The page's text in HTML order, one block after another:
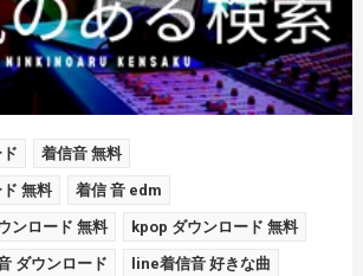
着信音 無料
無料 着信 音 edm
ンロード 無料 kpop ダウンロード 無料
ダウンロード line着信音 好きな曲